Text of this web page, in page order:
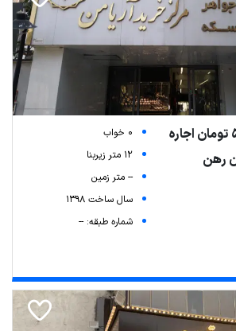
0 خواب
12 متر زیربنا
-- متر زمین
سال ساخت 1398
شماره طبقه: --